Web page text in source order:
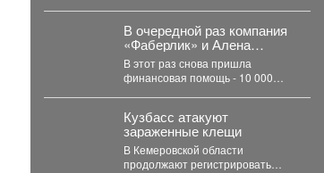
В очередной раз компания
«Фаберлик» и Алена
Кемаева помогают нашим
хвостикам!
В этот раз снова пришла
финансовая помощь - 10 000
Кузбасс атакуют
зараженные клещи
В Кемеровской области
продолжают регистрировать